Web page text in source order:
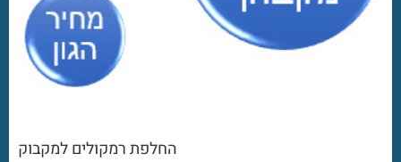
החלפת רמקולים למקבוק